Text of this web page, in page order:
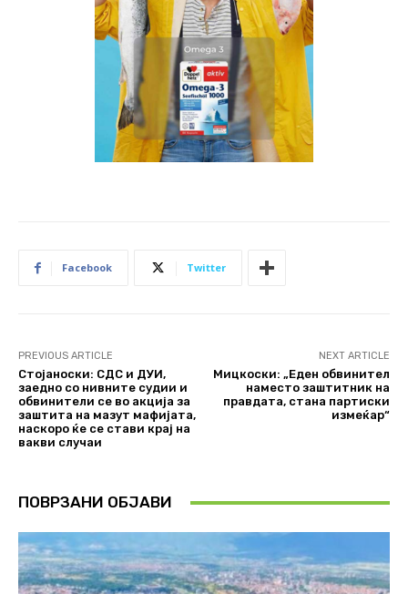
Facebook Twitter
PREVIOUS ARTICLE
Стојаноски: СДС и ДУИ,
заедно со нивните судии и
обвинители се во акција за
заштита на мазут мафијата,
наскоро ќе се стави крај на
вакви случаи
NEXT ARTICLE
Мицкоски: „Еден обвинител
наместо заштитник на
правдата, стана партиски
измеќар“
ПОВРЗАНИ ОБЈАВИ